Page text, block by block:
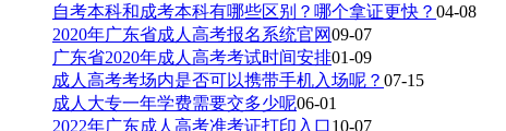
自考本科和成考本科有哪些区别？哪个拿证更快？ 04-08
2020年广东省成人高考报名系统官网09-07
广东省2020年成人高考考试时间安排01-09
成人高考考场内是否可以携带手机入场呢？ 07-15
成人大专一年学费需要交多少呢06-01
2022年广东成人高考准考证打印入口10-07